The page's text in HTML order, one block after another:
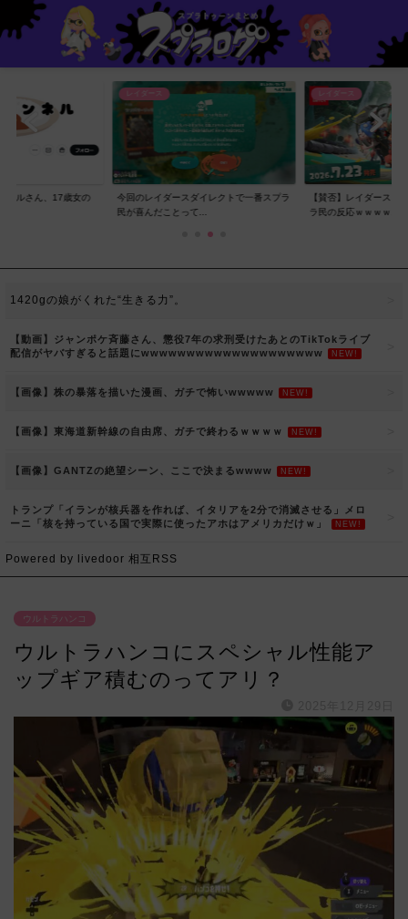
ネルさん、17歳女の
レイダース
今回のレイダースダイレクトで一番スプラ
民が喜んだことって...
レイダース
【賛否】レイダースダ
ラ民の反応ｗｗｗｗ...
1420gの娘がくれた“生きる力”。
【動画】ジャンポケ斉藤さん、懲役7年の求刑受けたあとのTikTokライブ
配信がヤバすぎると話題にwwwwwwwwwwwwwwwwwwww
NEW!
【画像】株の暴落を描いた漫画、ガチで怖いwwwww NEW!
【画像】東海道新幹線の自由席、ガチで終わるｗｗｗｗ NEW!
【画像】GANTZの絶望シーン、ここで決まるwwww NEW!
トランプ「イランが核兵器を作れば、イタリアを2分で消滅させる」メロ
ーニ「核を持っている国で実際に使ったアホはアメリカだけｗ」
NEW!
Powered by livedoor 相互RSS
ウルトラハンコ
ウルトラハンコにスペシャル性能ア
ップギア積むのってアリ？